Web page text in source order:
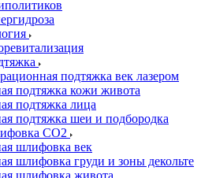
подтяжка век лазером
подтяжка кожи живота
подтяжка лица
подтяжка шеи и подбородка
CO2
шлифовка век
шлифовка груди и зоны декольте
шлифовка живота